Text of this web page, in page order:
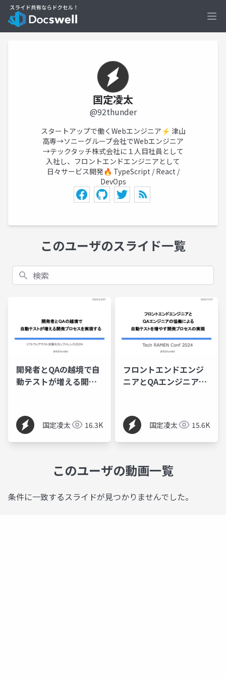
国定凌太
@92thunder
スタートアップで働くWebエンジニア⚡ 津山
高専→ソニーグループ会社でWebエンジニア
→テックタッチ株式会社に１人目社員として
入社し、フロントエンドエンジニアとして
日々サービス開発🔥 TypeScript / React /
DevOps
このユーザのスライド一覧
検索
開発者とQAの越境で自
動テストが増える開発
国定凌太 16.3K
フロントエンドエンジ
ニアとQAエンジニアの
国定凌太 15.6K
このユーザの動画一覧
条件に一致するスライドが見つかりませんでした。